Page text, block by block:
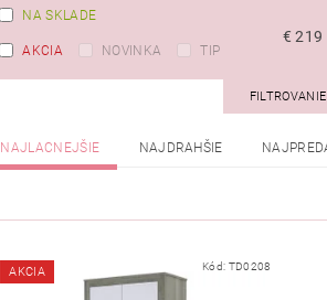
NA SKLADE
AKCIA NOVINKA TIP
€219
NAJLACNEJŠIE NAJDRAHŠIE
AKCIA Kód: TD0208